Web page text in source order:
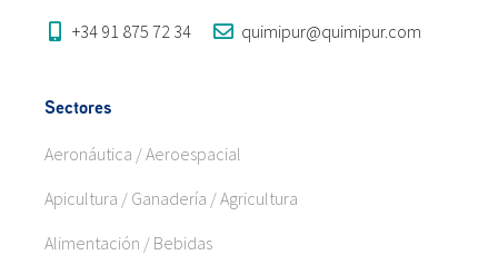
+34 91 875 72 34 quimipur@quimipur.com
Sectores
Aeronáutica / Aeroespacial
Apicultura / Ganadería / Agricultura
Alimentación / Bebidas